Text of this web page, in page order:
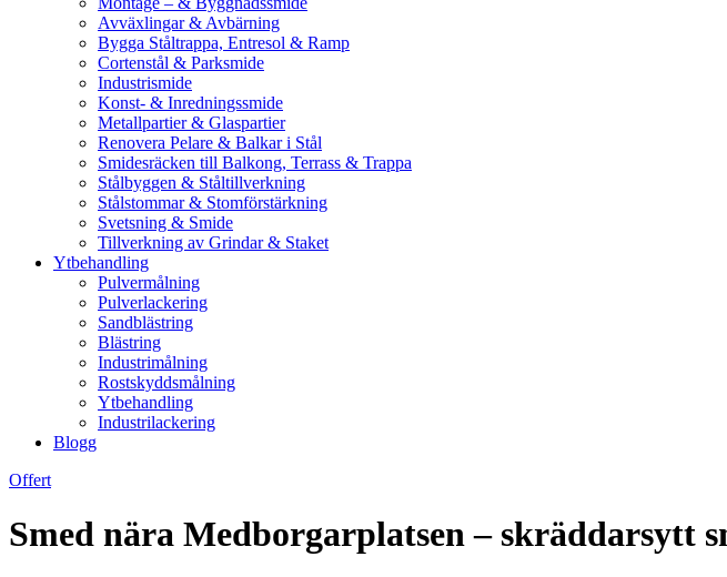
Avväxlingar & Avbärning
Bygga Ståltrappa, Entresol & Ramp
Cortenstål & Parksmide
Industrismide
Konst- & Inredningssmide
Metallpartier & Glaspartier
Renovera Pelare & Balkar i Stål
Smidesräcken till Balkong, Terrass & Trappa
Stålbyggen & Ståltillverkning
Stålstommar & Stomförstärkning
Svetsning & Smide
Tillverkning av Grindar & Staket
Ytbehandling
Pulvermålning
Pulverlackering
Sandblästring
Blästring
Industrimålning
Rostskyddsmålning
Ytbehandling
Industrilackering
Blogg
Offert
Smed nära Medborgarplatsen – skräddarsytt